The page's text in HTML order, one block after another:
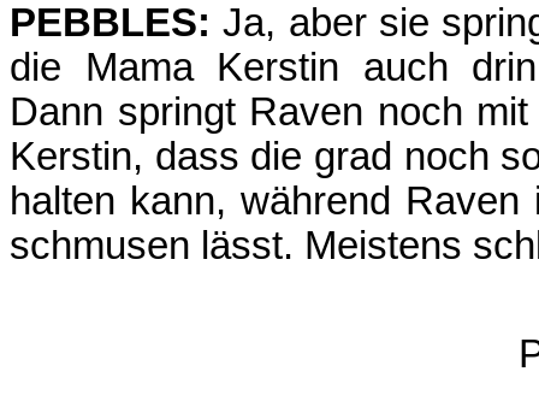
PEBBLES: Ja, aber sie
die Mama Kerstin auch
Dann springt Raven noch
Kerstin, dass die grad noch
halten kann, während
schmusen lässt. Meistens